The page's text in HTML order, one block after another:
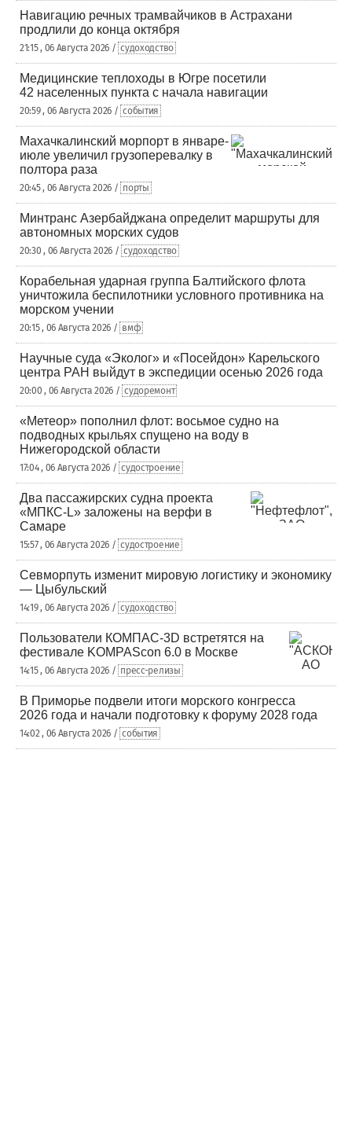
Навигацию речных трамвайчиков в Астрахани
продлили до конца октября
21:15 , 06 Августа 2026 / судоходство
Медицинские теплоходы в Югре посетили
42 населенных пункта с начала навигации
20:59 , 06 Августа 2026 / события
Махачкалинский морпорт в январе-
июле увеличил грузоперевалку в
полтора раза
20:45 , 06 Августа 2026 / порты
Минтранс Азербайджана определит маршруты для
автономных морских судов
20:30 , 06 Августа 2026 / судоходство
Корабельная ударная группа Балтийского флота
уничтожила беспилотники условного противника на
морском учении
20:15 , 06 Августа 2026 / вмф
Научные суда «Эколог» и «Посейдон» Карельского
центра РАН выйдут в экспедиции осенью 2026 года
20:00 , 06 Августа 2026 / судоремонт
«Метеор» пополнил флот: восьмое судно на
подводных крыльях спущено на воду в
Нижегородской области
17:04 , 06 Августа 2026 / судостроение
Два пассажирских судна проекта
«МПКС-L» заложены на верфи в
Самаре
15:57 , 06 Августа 2026 / судостроение
Севморпуть изменит мировую логистику и экономику
— Цыбульский
14:19 , 06 Августа 2026 / судоходство
Пользователи КОМПАС-3D встретятся на
фестивале KOMPAScon 6.0 в Москве
14:15 , 06 Августа 2026 / пресс-релизы
В Приморье подвели итоги морского конгресса
2026 года и начали подготовку к форуму 2028 года
14:02 , 06 Августа 2026 / события